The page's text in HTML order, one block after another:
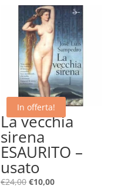
In offerta!
La vecchia
sirena
ESAURITO –
usato
€24,00 Il
€10,00Il